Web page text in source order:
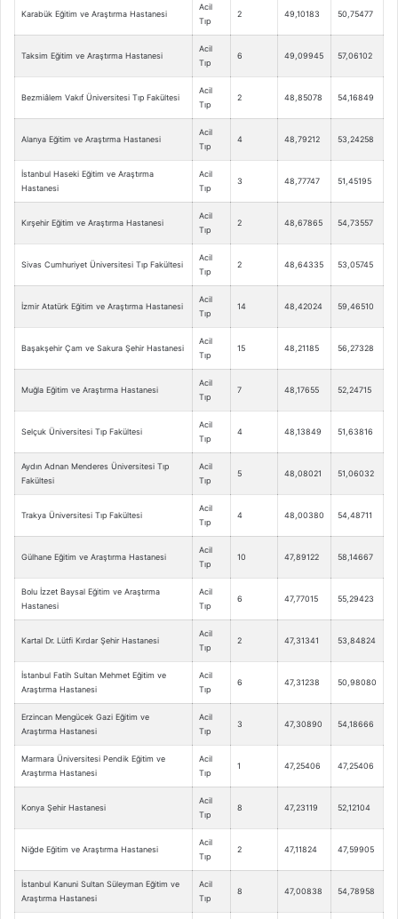
Karabük Eğitim ve Araştırma Hastanesi
Acil
Tıp
2 49,10183 50,75477
Taksim Eğitim ve Araştırma Hastanesi
Acil
Tıp
6 49,09945 57,06102
Bezmiâlem Vakıf Üniversitesi Tıp Fakültesi
Acil
Tıp
2 48,85078 54,16849
Alanya Eğitim ve Araştırma Hastanesi
Acil
Tıp
4 48,79212 53,24258
İstanbul Haseki Eğitim ve Araştırma
Hastanesi
Acil
Tıp
3 48,77747 51,45195
Kırşehir Eğitim ve Araştırma Hastanesi
Acil
Tıp
2 48,67865 54,73557
Sivas Cumhuriyet Üniversitesi Tıp Fakültesi
Acil
Tıp
2 48,64335 53,05745
İzmir Atatürk Eğitim ve Araştırma Hastanesi
Acil
Tıp
14 48,42024 59,46510
Başakşehir Çam ve Sakura Şehir Hastanesi
Acil
Tıp
15 48,21185 56,27328
Muğla Eğitim ve Araştırma Hastanesi
Acil
Tıp
7 48,17655 52,24715
Selçuk Üniversitesi Tıp Fakültesi
Acil
Tıp
4 48,13849 51,63816
Aydın Adnan Menderes Üniversitesi Tıp
Fakültesi
Acil
Tıp
5 48,08021 51,06032
Trakya Üniversitesi Tıp Fakültesi
Acil
Tıp
4 48,00380 54,48711
Gülhane Eğitim ve Araştırma Hastanesi
Acil
Tıp
10 47,89122 58,14667
Bolu İzzet Baysal Eğitim ve Araştırma
Hastanesi
Acil
Tıp
6 47,77015 55,29423
Kartal Dr. Lütfi Kırdar Şehir Hastanesi
Acil
Tıp
2 47,31341 53,84824
İstanbul Fatih Sultan Mehmet Eğitim ve
Araştırma Hastanesi
Acil
Tıp
6 47,31238 50,98080
Erzincan Mengücek Gazi Eğitim ve
Araştırma Hastanesi
Acil
Tıp
3 47,30890 54,18666
Marmara Üniversitesi Pendik Eğitim ve
Araştırma Hastanesi
Acil
Tıp
1 47,25406 47,25406
Konya Şehir Hastanesi
Acil
Tıp
8 47,23119 52,12104
Niğde Eğitim ve Araştırma Hastanesi
Acil
Tıp
2 47,11824 47,59905
İstanbul Kanuni Sultan Süleyman Eğitim ve
Araştırma Hastanesi
Acil
Tıp
8 47,00838 54,78958